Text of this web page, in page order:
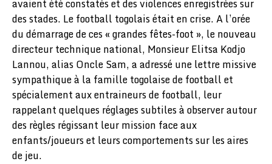
avaient été constatés et des violences enregistrées sur
des stades. Le football togolais était en crise. A l’orée
du démarrage de ces « grandes fêtes-foot », le nouveau
directeur technique national, Monsieur Elitsa Kodjo
Lannou, alias Oncle Sam, a adressé une lettre missive
sympathique à la famille togolaise de football et
spécialement aux entraineurs de football, leur
rappelant quelques réglages subtiles à observer autour
des règles régissant leur mission face aux
enfants/joueurs et leurs comportements sur les aires
de jeu.